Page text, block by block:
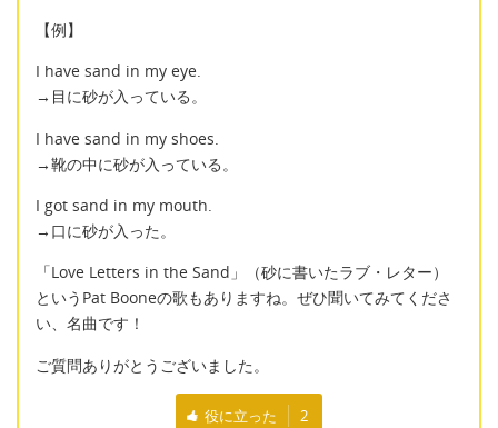
【例】
I have sand in my eye.
→目に砂が入っている。
I have sand in my shoes.
→靴の中に砂が入っている。
I got sand in my mouth.
→口に砂が入った。
「Love Letters in the Sand」（砂に書いたラブ・レター）
というPat Booneの歌もありますね。ぜひ聞いてみてくださ
い、名曲です！
ご質問ありがとうございました。
役に立った 2